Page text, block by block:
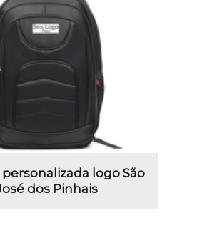
logo São
dos Pinhais